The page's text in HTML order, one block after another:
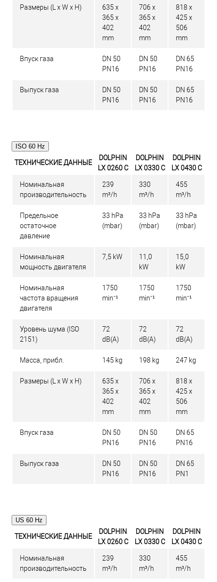
Размеры (L x W x H)
635 x
365 x
402
mm
706 x
365 x
402
mm
818 x
425 x
506
mm
Впуск газа
DN 50
PN16
DN 50
PN16
DN 65
PN16
Выпуск газа
DN 50
PN16
DN 50
PN16
DN 65
PN16
ISO 60 Hz
ТЕХНИЧЕСКИЕ ДАННЫЕ
DOLPHIN
LX 0260 C
DOLPHIN
LX 0330 C
DOLPHIN
LX 0430 C
Номинальная
производительность
239
m³/h
330
m³/h
455
m³/h
Предельное
остаточное
давление
33 hPa
(mbar)
33 hPa
(mbar)
33 hPa
(mbar)
Номинальная
мощность двигателя
7,5 kW
11,0
kW
15,0
kW
Номинальная
частота вращения
двигателя
1750
min⁻¹
1750
min⁻¹
1750
min⁻¹
Уровень шума (ISO
2151)
72
dB(A)
72
dB(A)
72
dB(A)
Масса, прибл. 145 kg 198 kg 247 kg
Размеры (L x W x H)
635 x
365 x
402
mm
706 x
365 x
402
mm
818 x
425 x
506
mm
Впуск газа
DN 50
PN16
DN 50
PN16
DN 65
PN16
Выпуск газа
DN 50
PN16
DN 50
PN16
DN 65
PN1
US 60 Hz
ТЕХНИЧЕСКИЕ ДАННЫЕ
DOLPHIN
LX 0260 C
DOLPHIN
LX 0330 C
DOLPHIN
LX 0430 C
Номинальная
производительность
239
m³/h
330
m³/h
455
m³/h